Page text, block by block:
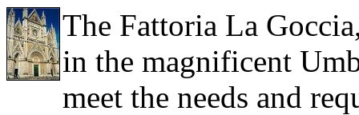
The Fattoria La
in the magnificent
meet the needs and